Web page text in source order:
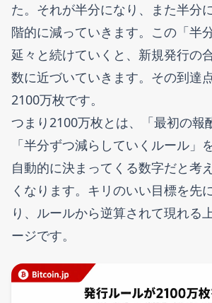
た。それが半分になり、また半分
階的に減っていきます。この「半
延々と続けていくと、新規発行の
数に近づいていきます。その到達
2100万枚です。
つまり2100万枚とは、「最初の報
「半分ずつ減らしていくルール」
自動的に決まってくる数字だと考
くなります。キリのいい目標を先
り、ルールから逆算されて現れる
ージです。